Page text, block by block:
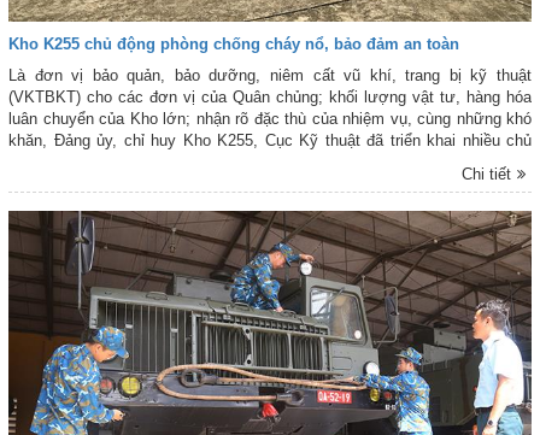
Kho K255 chủ động phòng chống cháy nổ, bảo đảm an toàn
Là đơn vị bảo quản, bảo dưỡng, niêm cất vũ khí, trang bị kỹ thuật
(VKTBKT) cho các đơn vị của Quân chủng; khối lượng vật tư, hàng hóa
luân chuyển của Kho lớn; nhận rõ đặc thù của nhiệm vụ, cùng những khó
khăn, Đảng ủy, chỉ huy Kho K255, Cục Kỹ thuật đã triển khai nhiều chủ
trương, giải pháp, trong đó chú trọng làm tốt công tác phòng, chống cháy
Chi tiết